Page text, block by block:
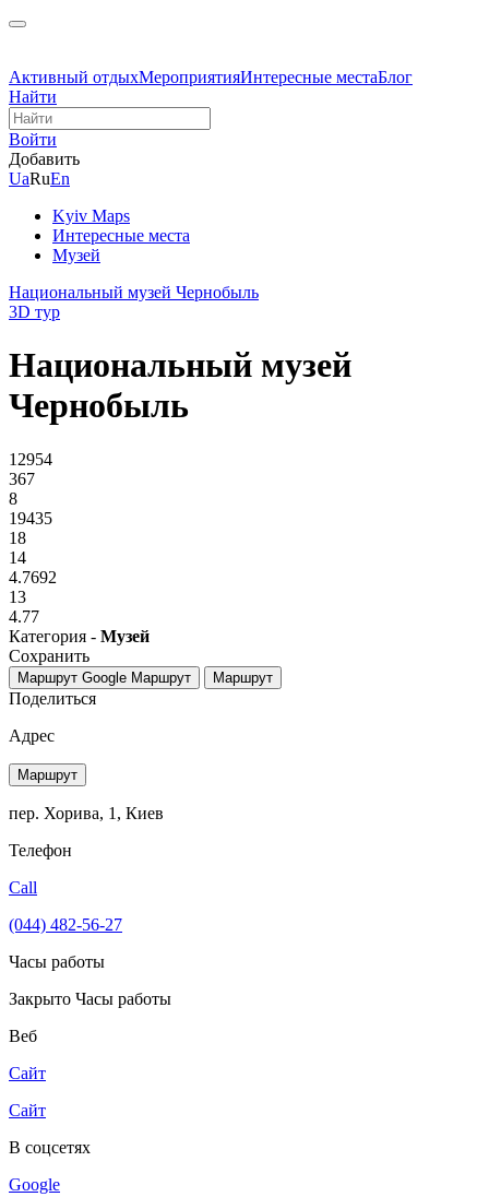
Активный отдыхМероприятияИнтересные местаБлог
Найти
Войти
Добавить
UaRuEn
Kyiv Maps
Интересные места
Музей
Национальный музей Чернобыль
3D тур
Национальный музей
Чернобыль
12954
367
8
19435
18
14
4.7692
13
4.77
Категория - Музей
Сохранить
Маршрут Google Маршрут Маршрут
Поделиться
Адрес
Маршрут
пер. Хорива, 1, Киев
Телефон
Call
(044) 482-56-27
Часы работы
Закрыто Часы работы
Веб
Сайт
Сайт
В соцсетях
Google